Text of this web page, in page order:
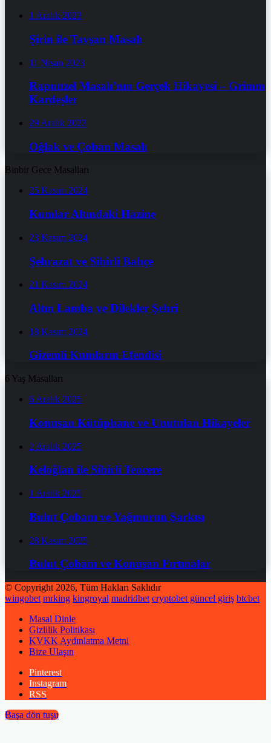
1 Aralık 2023
Şirin ile Tavşan Masalı
11 Nisan 2023
Rapunzel Masalı’nın Gerçek Hikayesi – Grimm
Kardeşler
29 Aralık 2023
Oğlak ve Çoban Masalı
Binbir Gece Masalları
25 Kasım 2024
Kumlar Altındaki Hazine
23 Kasım 2024
Şehrazat ve Sihirli Bahçe
21 Kasım 2024
Altın Lamba ve Dilekler Şehri
18 Kasım 2024
Gizemli Kumların Efendisi
6 Yaş Masalları
6 Aralık 2025
Konuşan Kütüphane ve Unutulan Hikayeler
2 Aralık 2025
Keloğlan ile Sihirli Tencere
1 Aralık 2025
Bulut Çobanı ve Yağmurun Şarkısı
28 Kasım 2025
Bulut Çobanı ve Konuşan Fırtınalar
© Copyright 2026, Tüm Hakları Saklıdır
wingobet mrking kingroyal madridbet cryptobet güncel giriş btcbet
Masal Dinle
Gizlilik Politikası
KVKK Aydınlatma Metni
Bize Ulaşın
Pinterest
Instagram
RSS
Başa dön tuşu